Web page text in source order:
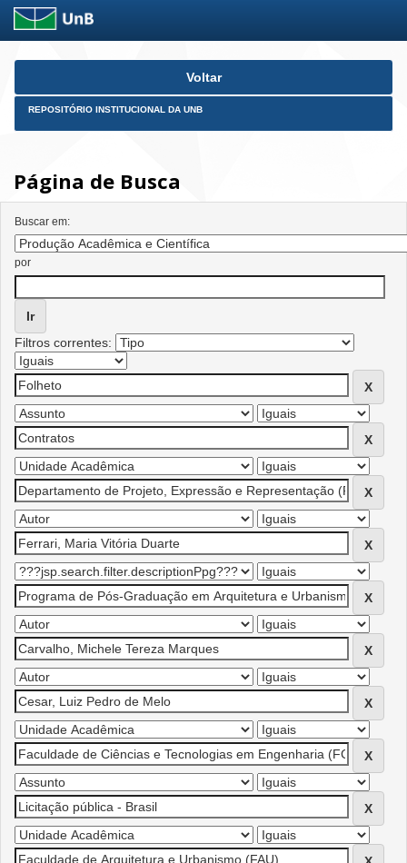
Skip
Voltar
REPOSITÓRIO INSTITUCIONAL DA UNB
Página de Busca
Buscar em:
por
Filtros correntes: